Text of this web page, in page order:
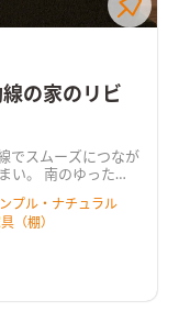
の家のリビ
でスムーズにつなが
い。 南のゆったり
して庭へと暮らし
井、空間にぴった
木の質感が室内に寛
プル・ナチュラル
（棚）